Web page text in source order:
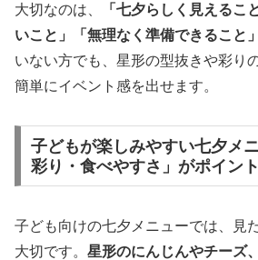
大切なのは、
「七夕らしく見えるこ
いこと」「無理なく準備できること」
いない方でも、星形の型抜きや彩り
簡単にイベント感を出せます。
子どもが楽しみやすい七夕メ
彩り・食べやすさ」がポイント
子ども向けの七夕メニューでは、見
大切です。 星形のにんじんやチーズ